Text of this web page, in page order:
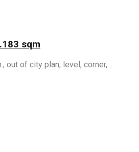
sqm
out of city plan, level, corner,…